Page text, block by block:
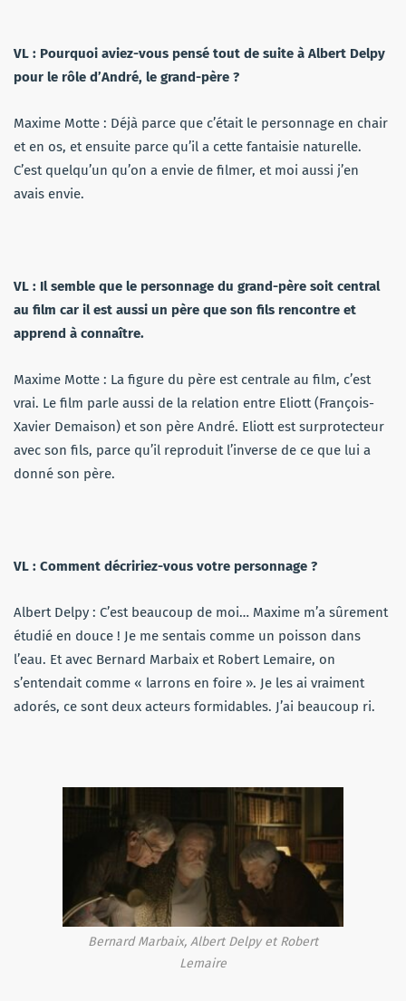
VL : Pourquoi aviez-vous pensé tout de suite à Albert Delpy
pour le rôle d’André, le grand-père ?
Maxime Motte : Déjà parce que c’était le personnage en chair
et en os, et ensuite parce qu’il a cette fantaisie naturelle.
C’est quelqu’un qu’on a envie de filmer, et moi aussi j’en
avais envie.
VL : Il semble que le personnage du grand-père soit central
au film car il est aussi un père que son fils rencontre et
apprend à connaître.
Maxime Motte : La figure du père est centrale au film, c’est
vrai. Le film parle aussi de la relation entre Eliott (François-
Xavier Demaison) et son père André. Eliott est surprotecteur
avec son fils, parce qu’il reproduit l’inverse de ce que lui a
donné son père.
VL : Comment décririez-vous votre personnage ?
Albert Delpy : C’est beaucoup de moi… Maxime m’a sûrement
étudié en douce ! Je me sentais comme un poisson dans
l’eau. Et avec Bernard Marbaix et Robert Lemaire, on
s’entendait comme « larrons en foire ». Je les ai vraiment
adorés, ce sont deux acteurs formidables. J’ai beaucoup ri.
Bernard Marbaix, Albert Delpy et Robert
Lemaire